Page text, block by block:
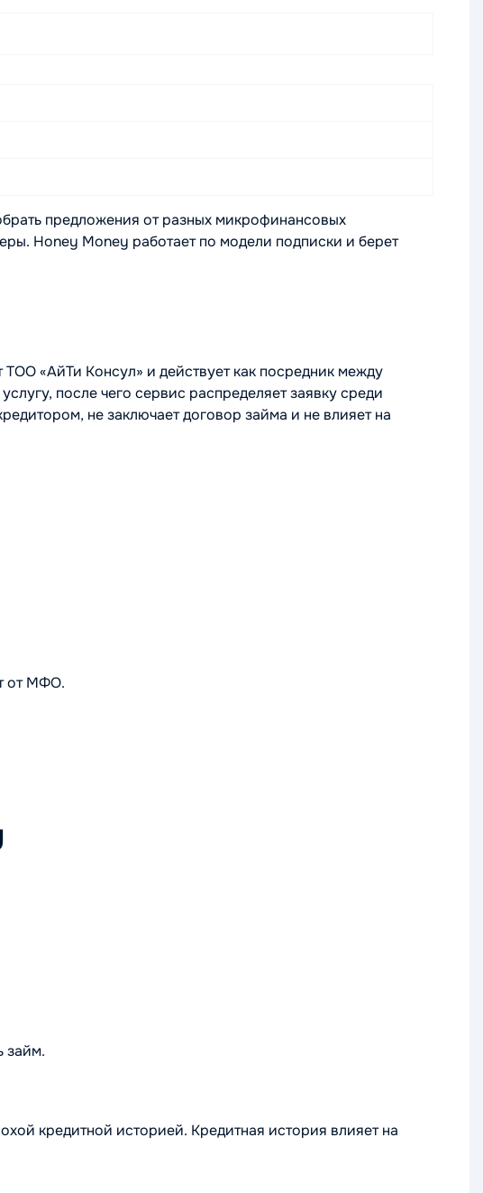
предложения от разных микрофинансовых
Honey Money работает по модели подписки и берет
«АйТи Консул» и действует как посредник между
после чего сервис распределяет заявку среди
не заключает договор займа и не влияет на
от МФО.
займ.
кредитной историей. Кредитная история влияет на